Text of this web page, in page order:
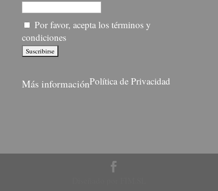
Por favor, acepta los términos y
condiciones
Más informaciónPolítica de Privacidad